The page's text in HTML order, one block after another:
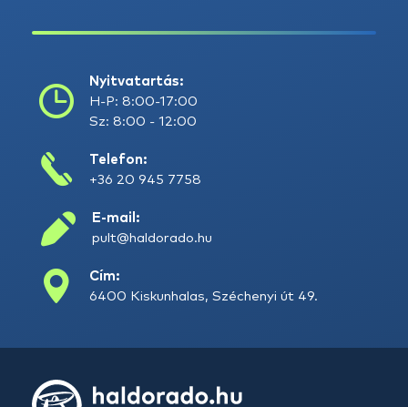
Nyitvatartás:
H-P: 8:00-17:00
Sz: 8:00 - 12:00
Telefon:
+36 20 945 7758
E-mail:
pult@haldorado.hu
Cím:
6400 Kiskunhalas, Széchenyi út 49.